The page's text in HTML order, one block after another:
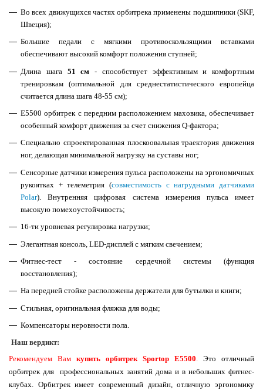
Во всех движущихся частях орбитрека применены подшипники (SKF,
Швеция);
Большие педали с мягкими противоскользящими вставками
обеспечивают высокий комфорт положения ступней;
Длина шага 51 см - способствует эффективным и комфортным
тренировкам (оптимальной для среднестатистического европейца
считается длина шага 48-55 см);
Е5500 орбитрек с передним расположением маховика, обеспечивает
особенный комфорт движения за счет снижения Q-фактора;
Специально спроектированная плоскоовальная траектория движения
ног, делающая минимальной нагрузку на суставы ног;
Сенсорные датчики измерения пульса расположены на эргономичных
рукоятках + телеметрия (совместимость с нагрудными датчиками
Polar). Внутренняя цифровая система измерения пульса имеет
высокую помехоустойчивость;
16-ти уровневая регулировка нагрузки;
Элегантная консоль , LED-дисплей с мягким свечением;
Фитнес-тест - состояние сердечной системы (функция
восстановления);
На передней стойке расположены держатели для бутылки и книги;
Стильная, оригинальная фляжка для воды;
Компенсаторы неровности пола.
Наш вердикт:
Рекомендуем Вам купить орбитрек Sportop E5500. Это отличный
орбитрек для профессиональных занятий дома и в небольших фитнес-
клубах. Орбитрек имеет современный дизайн, отличную эргономику